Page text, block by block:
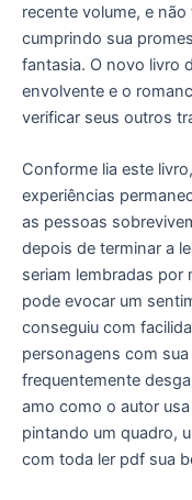
recente volume, e
cumprindo sua
fantasia. O novo livro
envolvente e o
verificar seus outros
Conforme lia este
experiências
as pessoas
depois de terminar a
seriam lembradas por
pode evocar um
conseguiu com
personagens com
frequentemente
amo como o autor
pintando um quadro,
com toda ler pdf sua